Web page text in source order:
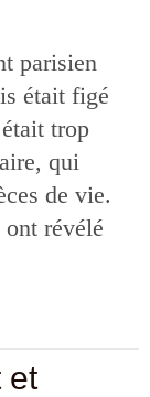
parisien
était figé
trop
qui
de vie.
révélé
et